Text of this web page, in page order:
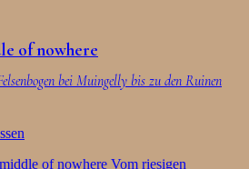
of nowhere
bei Muingelly bis zu den Ruinen